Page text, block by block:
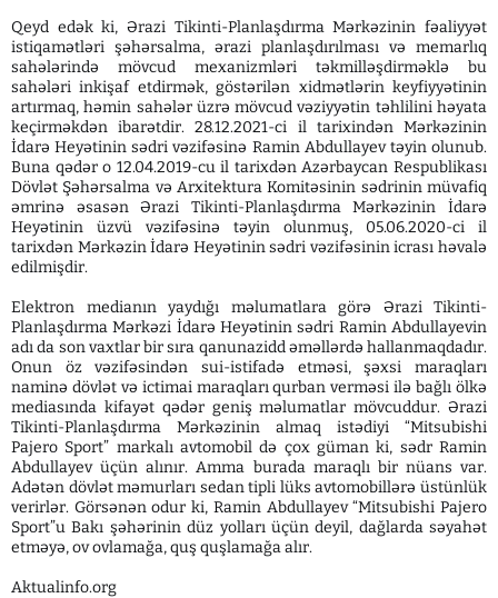
Qeyd edək ki, Ərazi Tikinti-Planlaşdırma Mərkəzinin fəaliyyət
istiqamətləri şəhərsalma, ərazi planlaşdırılması və memarlıq
sahələrində mövcud mexanizmləri təkmilləşdirməklə bu
sahələri inkişaf etdirmək, göstərilən xidmətlərin keyfiyyətinin
artırmaq, həmin sahələr üzrə mövcud vəziyyətin təhlilini həyata
keçirməkdən ibarətdir. 28.12.2021-ci il tarixindən Mərkəzinin
İdarə Heyətinin sədri vəzifəsinə Ramin Abdullayev təyin olunub.
Buna qədər o 12.04.2019-cu il tarixdən Azərbaycan Respublikası
Dövlət Şəhərsalma və Arxitektura Komitəsinin sədrinin müvafiq
əmrinə əsasən Ərazi Tikinti-Planlaşdırma Mərkəzinin İdarə
Heyətinin üzvü vəzifəsinə təyin olunmuş, 05.06.2020-ci il
tarixdən Mərkəzin İdarə Heyətinin sədri vəzifəsinin icrası həvalə
edilmişdir.
Elektron medianın yaydığı məlumatlara görə Ərazi Tikinti-
Planlaşdırma Mərkəzi İdarə Heyətinin sədri Ramin Abdullayevin
adı da son vaxtlar bir sıra qanunazidd əməllərdə hallanmaqdadır.
Onun öz vəzifəsindən sui-istifadə etməsi, şəxsi maraqları
naminə dövlət və ictimai maraqları qurban verməsi ilə bağlı ölkə
mediasında kifayət qədər geniş məlumatlar mövcuddur. Ərazi
Tikinti-Planlaşdırma Mərkəzinin almaq istədiyi “Mitsubishi
Pajero Sport” markalı avtomobil də çox güman ki, sədr Ramin
Abdullayev üçün alınır. Amma burada maraqlı bir nüans var.
Adətən dövlət məmurları sedan tipli lüks avtomobillərə üstünlük
verirlər. Görsənən odur ki, Ramin Abdullayev “Mitsubishi Pajero
Sport”u Bakı şəhərinin düz yolları üçün deyil, dağlarda səyahət
etməyə, ov ovlamağa, quş quşlamağa alır.
Aktualinfo.org